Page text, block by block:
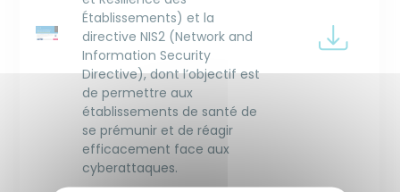
Image
Établissements) et la
directive NIS2 (Network and
Information Security
Directive), dont l’objectif est
de permettre aux
établissements de santé de
se prémunir et de réagir
efficacement face aux
cyberattaques.
Image